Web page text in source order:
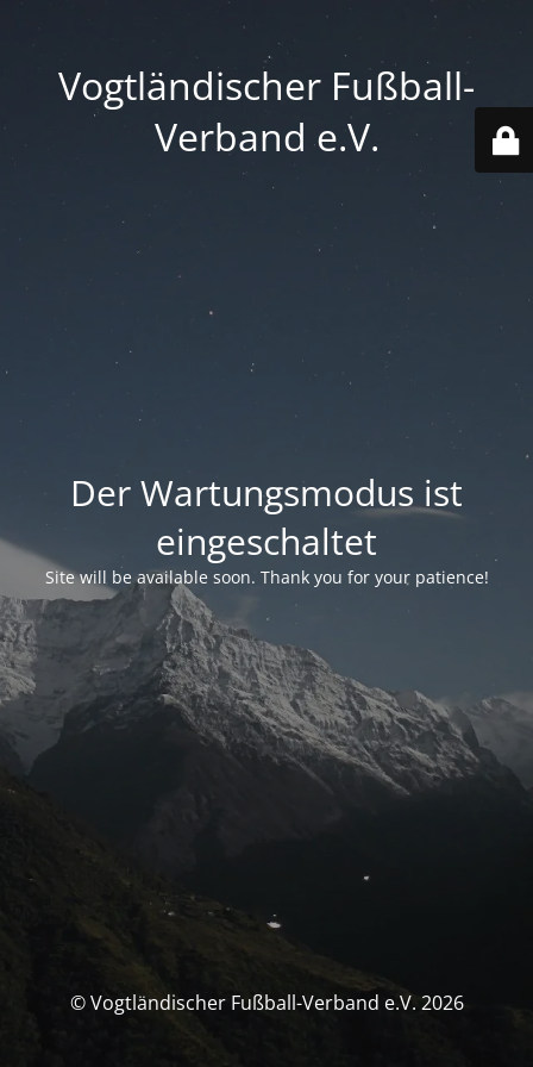
Vogtländischer Fußball-
Verband e.V.
Der Wartungsmodus ist
eingeschaltet
Site will be available soon. Thank you for your patience!
© Vogtländischer Fußball-Verband e.V. 2026